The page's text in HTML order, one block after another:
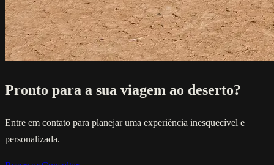
Pronto para a sua viagem ao deserto?
Entre em contato para planejar uma experiência inesquecível e
personalizada.